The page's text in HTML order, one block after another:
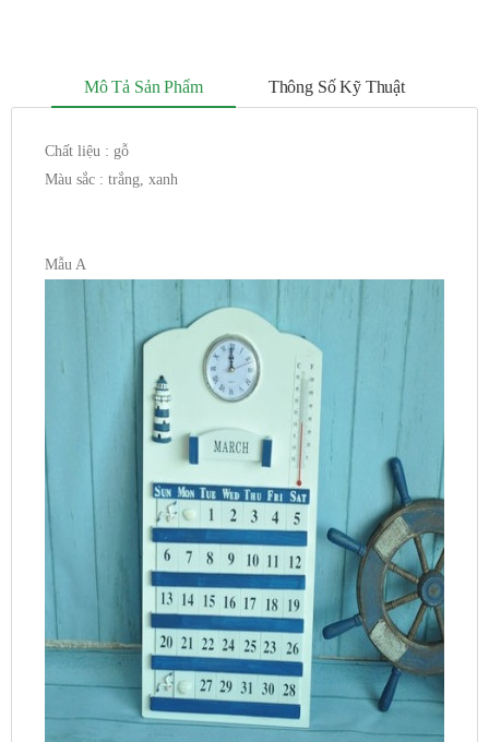
Mô Tả Sản Phẩm Thông Số Kỹ Thuật
Chất liệu : gỗ
Màu sắc : trắng, xanh
Mẫu A